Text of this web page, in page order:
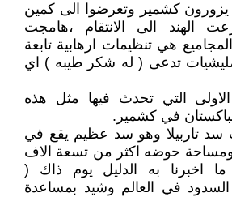
يزورون كشمير وتعرضوا الى كمين
الهند الى الانتقام ،هامجت
هي تنظيمات ارهابية تابعة
مليشيات تدعى ( له شكر طيبه ) اي
التي تحدث فيها مثل هذه
في كشمير.
تاربيلا وهو سد عظيم يقع في
ومساحة حوضه اكثر من تسعة الاف
اخبرنا به الدليل يوم ذاك (
السدود في العالم وشيد بمساعدة